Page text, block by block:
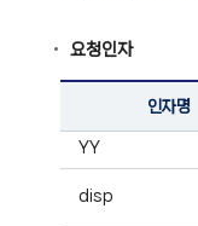
요청인자
인자명
YY
disp